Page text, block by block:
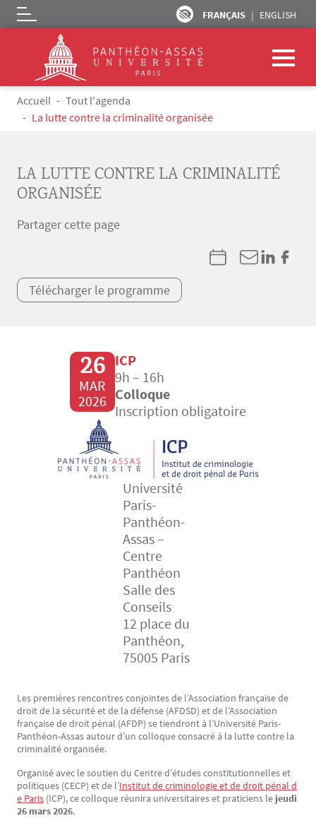
Aller au contenu principal
FRANÇAIS ENGLISH
Logo
Fil d'Ariane
Accueil
Tout l'agenda
La lutte contre la criminalité organisée
LA LUTTE CONTRE LA CRIMINALITÉ
ORGANISÉE
Partager cette page
Télécharger le programme
26
MAR
2026
ICP
9h – 16h
Colloque
Inscription obligatoire
Université
Paris-
Panthéon-
Assas –
Centre
Panthéon
Salle des
Conseils
12 place du
Panthéon,
75005 Paris
Texte
Les premières rencontres conjointes de l’Association française de
droit de la sécurité et de la défense (AFDSD) et de l’Association
française de droit pénal (AFDP) se tiendront à l’Université Paris-
Panthéon-Assas autour d’un colloque consacré à la lutte contre la
criminalité organisée.
Organisé avec le soutien du Centre d’études constitutionnelles et
politiques (CECP) et de l’Institut de criminologie et de droit pénal d
e Paris (ICP), ce colloque réunira universitaires et praticiens le jeudi
26 mars 2026.